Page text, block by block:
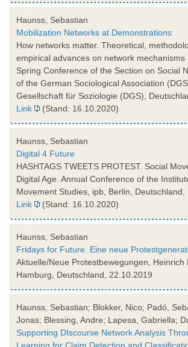
Haunss, Sebastian
Mobilization Networks at Demonstrations
How networks matter. Theoretical,
empirical advances on network mechanisms
Spring Conference of the Section on Social
of the German Sociological Association
Gesellschaft für Soziologie (DGS),
Link
(Stand: 16.10.2020)
Haunss, Sebastian
Digital 4 Future
HASHTAGS TWEETS PROTEST. Social
Digital Age. Annual Conference of the
Movement Studies, ipb, Berlin, Deutschland,
Link
(Stand: 16.10.2020)
Haunss, Sebastian
Fridays for Future. Eine neue
Aktuelle/Neue Protestbewegungen, Heinrich
Hamburg, Deutschland, 22.10.2019
Haunss, Sebastian; Blokker, Nico; Padó,
Jonas; Blessing, Andre; Lapesa, Gabriella;
Supporting DIscourse Network Analysis